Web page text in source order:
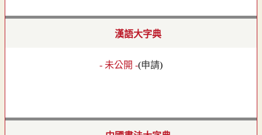
漢語大字典
- 未公開 -(申請)